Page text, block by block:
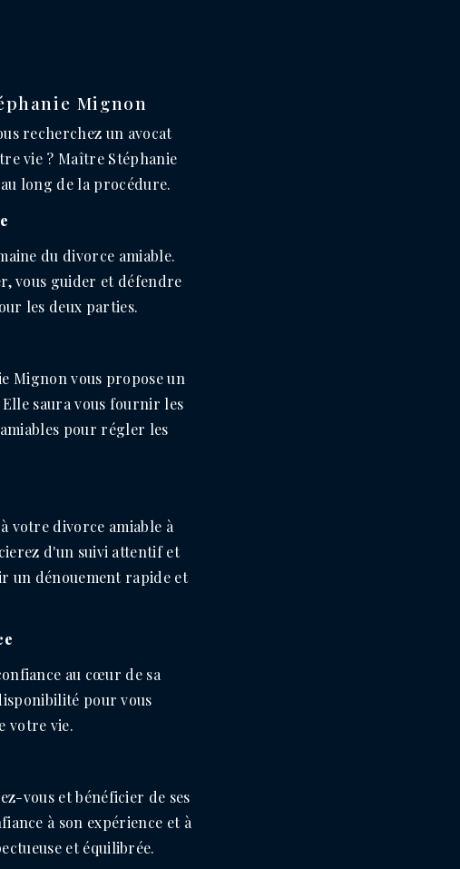
Mignon
recherchez un avocat
vie ? Maître Stéphanie
long de la procédure.
du divorce amiable.
vous guider et défendre
les deux parties.
Mignon vous propose un
Elle saura vous fournir les
pour régler les
votre divorce amiable à
d'un suivi attentif et
un dénouement rapide et
au cœur de sa
pour vous
votre vie.
vous et bénéficier de ses
à son expérience et à
et équilibrée.